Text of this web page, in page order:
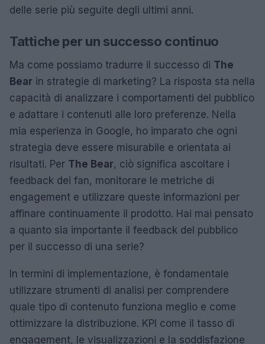
delle serie più seguite degli ultimi anni.
Tattiche per un successo continuo
Ma come possiamo tradurre il successo di The
Bear in strategie di marketing? La risposta sta nella
capacità di analizzare i comportamenti del pubblico
e adattare i contenuti alle loro preferenze. Nella
mia esperienza in Google, ho imparato che ogni
strategia deve essere misurabile e orientata ai
risultati. Per The Bear, ciò significa ascoltare i
feedback dei fan, monitorare le metriche di
engagement e utilizzare queste informazioni per
affinare continuamente il prodotto. Hai mai pensato
a quanto sia importante il feedback del pubblico
per il successo di una serie?
In termini di implementazione, è fondamentale
utilizzare strumenti di analisi per comprendere
quale tipo di contenuto funziona meglio e come
ottimizzare la distribuzione. KPI come il tasso di
engagement, le visualizzazioni e la soddisfazione